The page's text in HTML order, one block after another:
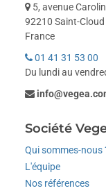
5, avenue
92210 Saint-Cloud
France
01 41 31 53 00
Du lundi au
Société
Qui sommes-nous
L'équipe
Nos références